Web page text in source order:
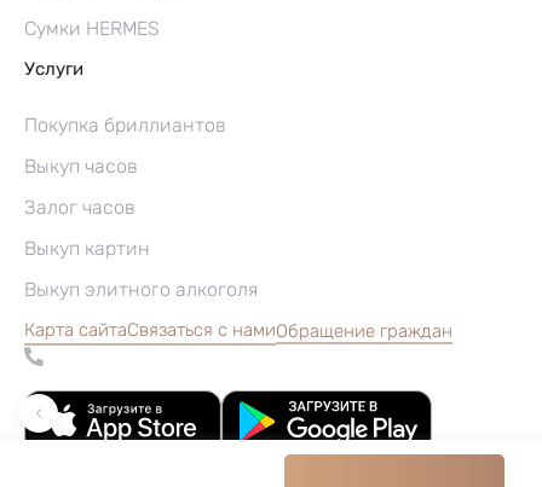
Сумки HERMES
Услуги
Покупка бриллиантов
Выкуп часов
Залог часов
Выкуп картин
Выкуп элитного алкоголя
Карта сайтаСвязаться с намиОбращение граждан